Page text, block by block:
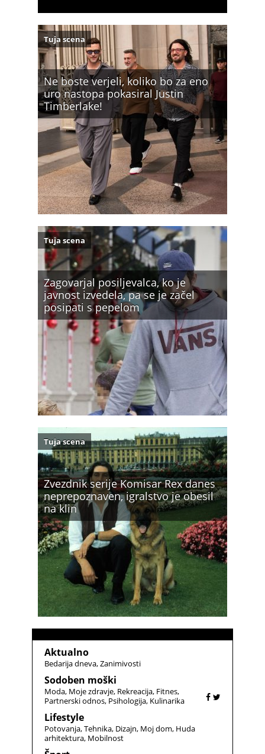
Ne boste verjeli, koliko bo za eno
uro nastopa pokasiral Justin
Timberlake!
Tuja scena
Zagovarjal posiljevalca, ko je
javnost izvedela, pa se je začel
posipati s pepelom
Tuja scena
Zvezdnik serije Komisar Rex danes
neprepoznaven, igralstvo je obesil
na klin
Tuja scena
Aktualno
Bedarija dneva Zanimivosti
Sodoben moški
Moda Moje zdravje Rekreacija Fitnes
Partnerski odnos Psihologija Kulinarika
Lifestyle
Potovanja Tehnika Dizajn Moj dom Huda
arhitektura Mobilnost